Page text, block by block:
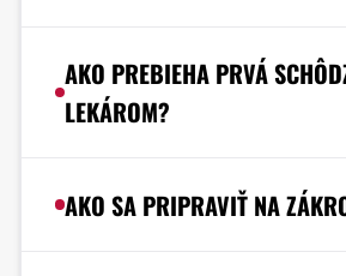
AKO PREBIEHA PRVÁ
LEKÁROM?
AKO SA PRIPRAVIŤ NA